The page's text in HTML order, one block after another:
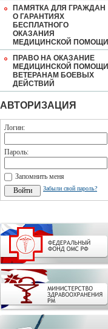
ПАМЯТКА ДЛЯ ГРАЖДАН
О ГАРАНТИЯХ
БЕСПЛАТНОГО
ОКАЗАНИЯ
МЕДИЦИНСКОЙ ПОМОЩИ
ПРАВО НА ОКАЗАНИЕ
МЕДИЦИНСКОЙ ПОМОЩИ
ВЕТЕРАНАМ БОЕВЫХ
ДЕЙСТВИЙ
АВТОРИЗАЦИЯ
Логин:
Пароль:
Запомнить меня
Забыли свой пароль?